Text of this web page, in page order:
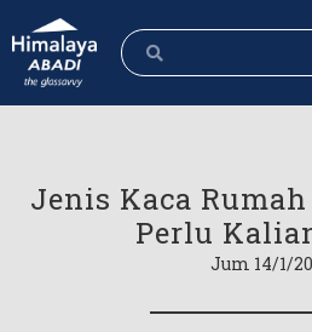
Jenis Kaca
Perlu
Jum 14/1/